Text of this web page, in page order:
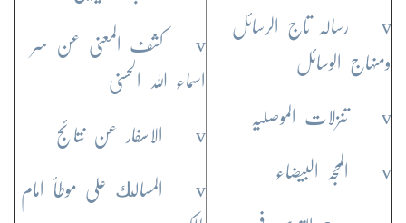
v رسالہ تاج الرسائل
ومنہاج الوسائل
v تنزلات الموصلیہ
v المحجہ البیضاء
v کشف المعنی عن سر
اسماء اللہ الحسنی
v الاسفار عن نتائج
v المسالك علی موطأ امام